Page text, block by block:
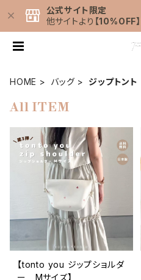
公式サイト限定
他サイトより 【10%OFF】
HOME バッグ ジップトント
All ITEM
【tonto you ジップショルダ
ー Mサイズ】